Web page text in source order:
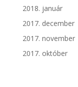
2018. január
2017. december
2017. november
2017. október